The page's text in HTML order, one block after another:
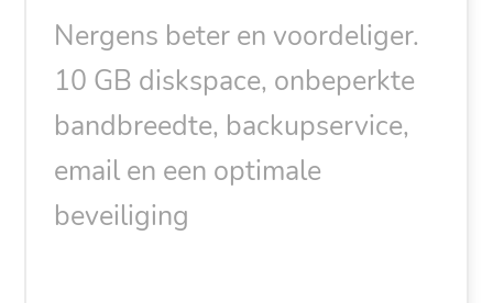
Nergens beter en voordeliger.
10 GB diskspace, onbeperkte
bandbreedte, backupservice,
email en een optimale
beveiliging